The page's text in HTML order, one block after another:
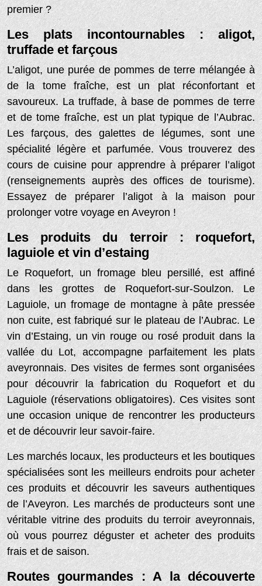
premier ?
Les plats incontournables : aligot,
truffade et farçous
L’aligot, une purée de pommes de terre mélangée à
de la tome fraîche, est un plat réconfortant et
savoureux. La truffade, à base de pommes de terre
et de tome fraîche, est un plat typique de l’Aubrac.
Les farçous, des galettes de légumes, sont une
spécialité légère et parfumée. Vous trouverez des
cours de cuisine pour apprendre à préparer l’aligot
(renseignements auprès des offices de tourisme).
Essayez de préparer l’aligot à la maison pour
prolonger votre voyage en Aveyron !
Les produits du terroir : roquefort,
laguiole et vin d’estaing
Le Roquefort, un fromage bleu persillé, est affiné
dans les grottes de Roquefort-sur-Soulzon. Le
Laguiole, un fromage de montagne à pâte pressée
non cuite, est fabriqué sur le plateau de l’Aubrac. Le
vin d’Estaing, un vin rouge ou rosé produit dans la
vallée du Lot, accompagne parfaitement les plats
aveyronnais. Des visites de fermes sont organisées
pour découvrir la fabrication du Roquefort et du
Laguiole (réservations obligatoires). Ces visites sont
une occasion unique de rencontrer les producteurs
et de découvrir leur savoir-faire.
Les marchés locaux, les producteurs et les boutiques
spécialisées sont les meilleurs endroits pour acheter
ces produits et découvrir les saveurs authentiques
de l’Aveyron. Les marchés de producteurs sont une
véritable vitrine des produits du terroir aveyronnais,
où vous pourrez déguster et acheter des produits
frais et de saison.
Routes gourmandes : A la découverte